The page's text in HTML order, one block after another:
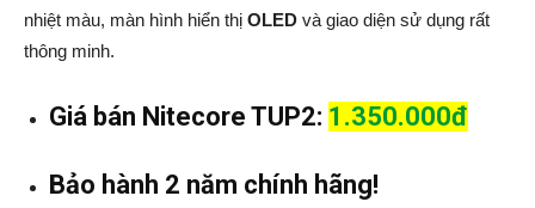
nhiệt màu, màn hình hiển thị OLED và giao diện sử dụng rất
thông minh.
Giá bán Nitecore TUP2: 1.350.000đ
Bảo hành 2 năm chính hãng!